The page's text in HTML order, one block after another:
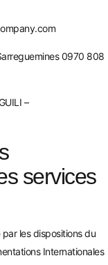
0970 808
–
services
les dispositions du
Internationales